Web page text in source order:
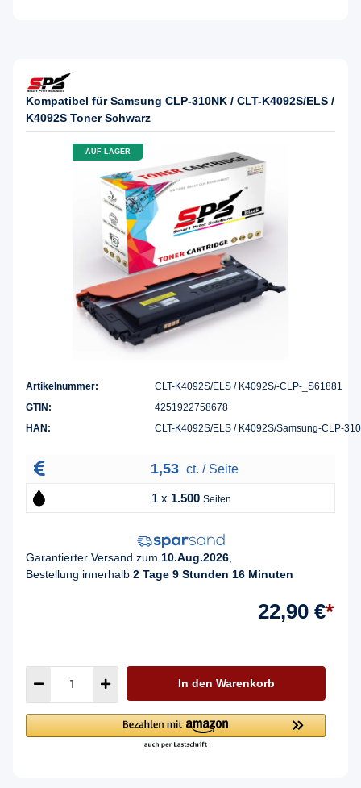
Kompatibel für Samsung CLP-310NK / CLT-K4092S/ELS /
K4092S Toner Schwarz
AUF LAGER
Artikelnummer:
CLT-K4092S/ELS / K4092S/-CLP-_S61881
GTIN:
4251922758678
HAN:
CLT-K4092S/ELS / K4092S/Samsung-CLP-
1,53 ct. / Seite
1 x 1.500 Seiten
Garantierter Versand zum 10.Aug.2026
Bestellung innerhalb 2 Tage 9 Stunden 16 Minuten
22,90 €*
In den Warenkorb